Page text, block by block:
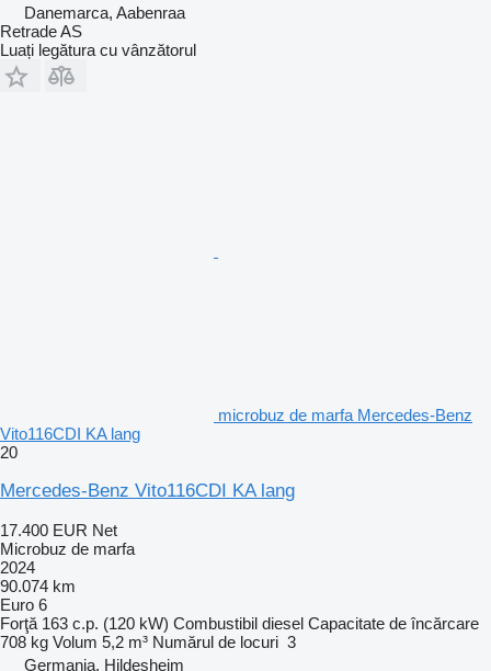
Danemarca, Aabenraa
Retrade AS
Luați legătura cu vânzătorul
microbuz de marfa Mercedes-Benz
Vito116CDI KA lang
20
Mercedes-Benz Vito116CDI KA lang
17.400 EUR Net
Microbuz de marfa
2024
90.074 km
Euro 6
Forţă 163 c.p. (120 kW) Combustibil diesel Capacitate de încărcare
708 kg Volum 5,2 m³ Numărul de locuri 3
Germania, Hildesheim